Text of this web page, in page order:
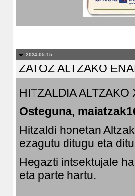
2024-05-15
ZATOZ ALTZAKO
HITZALDIA ALTZAKO
Osteguna,
Hitzaldi honetan
ezagutu ditugu eta
Hegazti intsektujale
eta parte hartu.